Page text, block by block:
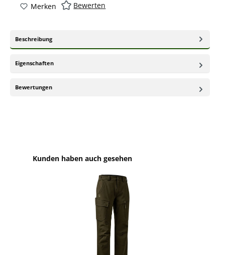
Merken Bewerten
Beschreibung
Eigenschaften
Bewertungen
Produktgalerie überspringen
Kunden haben auch gesehen